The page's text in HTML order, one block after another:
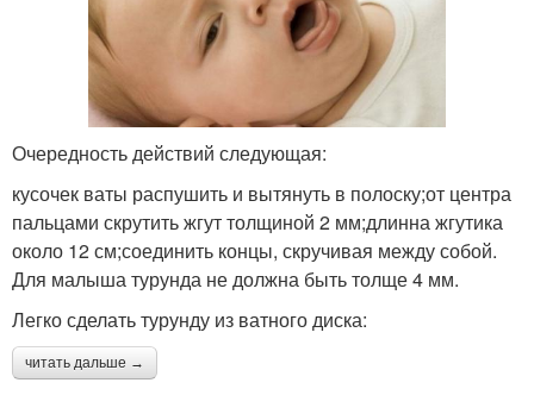
Очередность действий следующая:
кусочек ваты распушить и вытянуть в полоску;от центра
пальцами скрутить жгут толщиной 2 мм;длинна жгутика
около 12 см;соединить концы, скручивая между собой.
Для малыша турунда не должна быть толще 4 мм.
Легко сделать турунду из ватного диска:
читать дальше →